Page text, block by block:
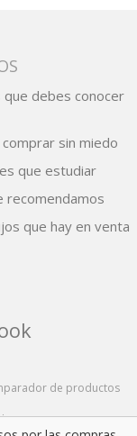
debes conocer
sin miedo
que estudiar
que hay en venta
de productos